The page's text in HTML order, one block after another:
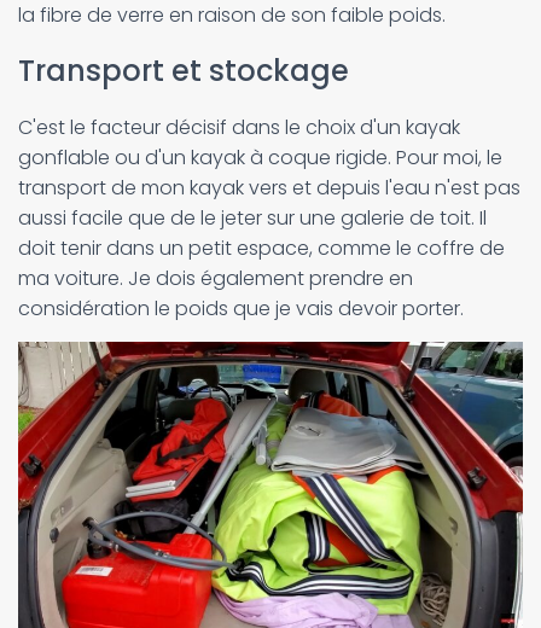
la fibre de verre en raison de son faible poids.
Transport et stockage
C'est le facteur décisif dans le choix d'un kayak
gonflable ou d'un kayak à coque rigide. Pour moi, le
transport de mon kayak vers et depuis l'eau n'est pas
aussi facile que de le jeter sur une galerie de toit. Il
doit tenir dans un petit espace, comme le coffre de
ma voiture. Je dois également prendre en
considération le poids que je vais devoir porter.